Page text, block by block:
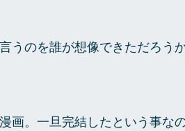
うのを誰が想像できただろう
画。一旦完結したという事な